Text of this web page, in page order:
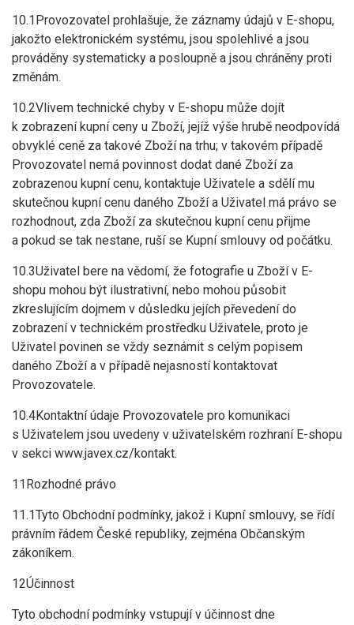
10.1Provozovatel prohlašuje, že záznamy údajů v E-shopu,
jakožto elektronickém systému, jsou spolehlivé a jsou
prováděny systematicky a posloupně a jsou chráněny proti
změnám.
10.2Vlivem technické chyby v E-shopu může dojít
k zobrazení kupní ceny u Zboží, jejíž výše hrubě neodpovídá
obvyklé ceně za takové Zboží na trhu; v takovém případě
Provozovatel nemá povinnost dodat dané Zboží za
zobrazenou kupní cenu, kontaktuje Uživatele a sdělí mu
skutečnou kupní cenu daného Zboží a Uživatel má právo se
rozhodnout, zda Zboží za skutečnou kupní cenu přijme
a pokud se tak nestane, ruší se Kupní smlouvy od počátku.
10.3Uživatel bere na vědomí, že fotografie u Zboží v E-
shopu mohou být ilustrativní, nebo mohou působit
zkreslujícím dojmem v důsledku jejích převedení do
zobrazení v technickém prostředku Uživatele, proto je
Uživatel povinen se vždy seznámit s celým popisem
daného Zboží a v případě nejasností kontaktovat
Provozovatele.
10.4Kontaktní údaje Provozovatele pro komunikaci
s Uživatelem jsou uvedeny v uživatelském rozhraní E-shopu
v sekci www.javex.cz/kontakt.
11Rozhodné právo
11.1Tyto Obchodní podmínky, jakož i Kupní smlouvy, se řídí
právním řádem České republiky, zejména Občanským
zákoníkem.
12Účinnost
Tyto obchodní podmínky vstupují v účinnost dne